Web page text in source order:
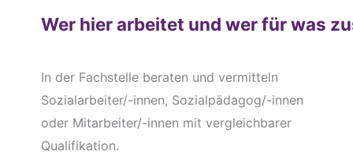
Wer hier arbeitet und wer für was
In der Fachstelle beraten und vermitteln
Sozialarbeiter/-innen, Sozialpädagog/-innen
oder Mitarbeiter/-innen mit vergleichbarer
Qualifikation.